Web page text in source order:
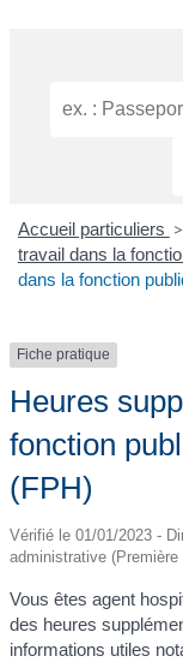
Accueil particuliers >
travail dans la
dans la fonction
Fiche pratique
Heures
fonction
(FPH)
Vérifié le 01/01/2023 -
administrative (Première
Vous êtes agent
des heures
informations utiles